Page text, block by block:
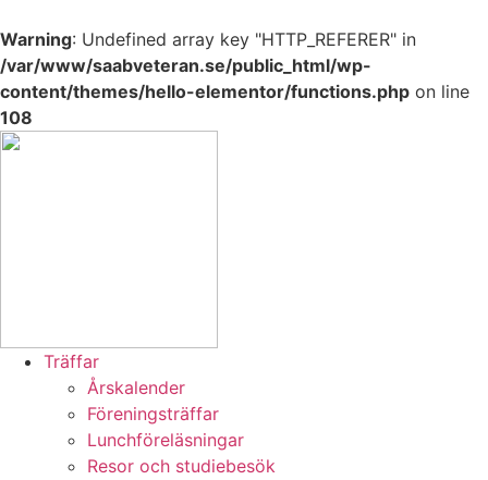
Warning: Undefined array key "HTTP_REFERER" in
/var/www/saabveteran.se/public_html/wp-
content/themes/hello-elementor/functions.php on line
108
Hoppa
Träffar
Årskalender
Föreningsträffar
Lunchföreläsningar
Resor och studiebesök